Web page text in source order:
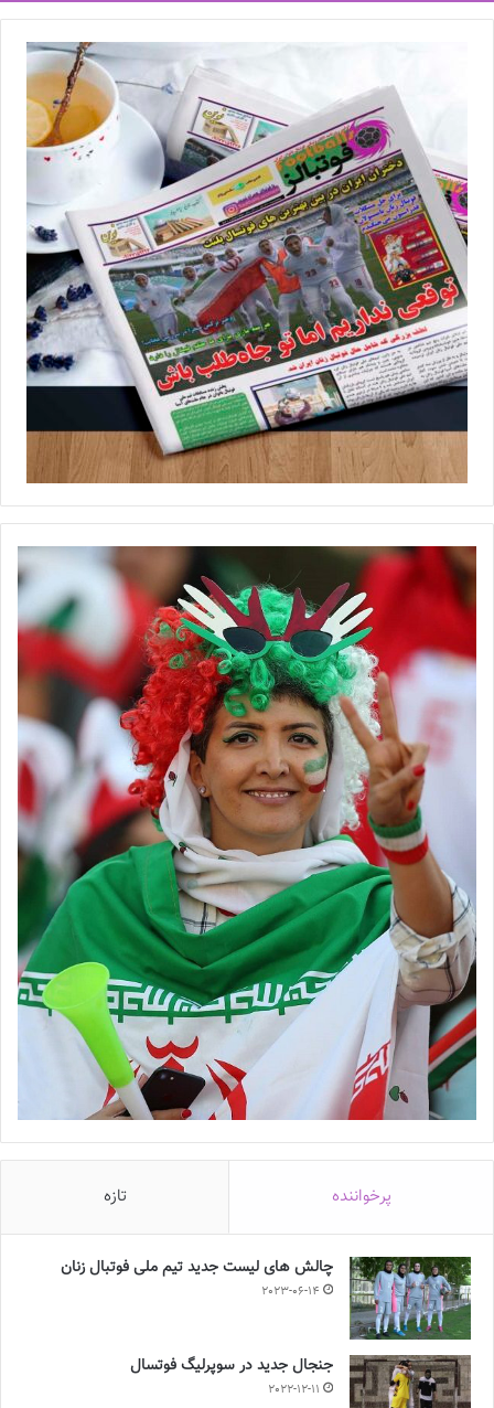
پرخواننده تازه
چالش هاى ليست جدید تيم ملى فوتبال زنان
2023-06-14
جنجال جدید در سوپرلیگ فوتسال
2022-12-11